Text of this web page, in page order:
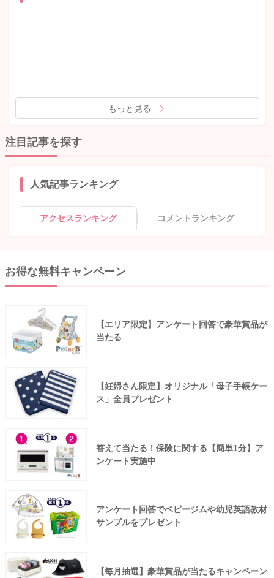
もっと見る
注目記事を探す
人気記事ランキング
アクセスランキング コメントランキング
お得な無料キャンペーン
【エリア限定】アンケート回答で豪華賞品が
当たる
【妊婦さん限定】オリジナル「母子手帳ケー
ス」全員プレゼント
答えて当たる！保険に関する【簡単1分】ア
ンケート実施中
アンケート回答でベビージムや幼児英語教材
サンプルをプレゼント
【毎月抽選】豪華賞品が当たるキャンペーン